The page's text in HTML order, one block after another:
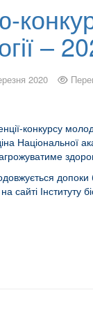
–
2020
конкурсу
сайті Інституту